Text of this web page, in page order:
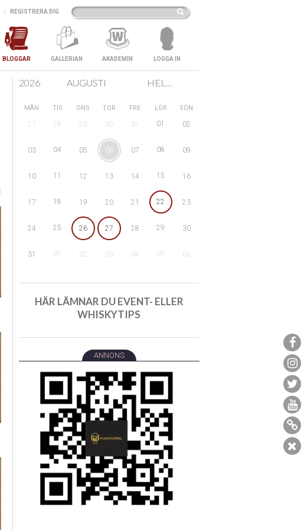
REGISTRERA DIG
BLOGGAR GALLERIAN AKADEMIN LOGGA IN
2026 AUGUSTI HELA SVERIGE
MÅN TIS ONS TOR FRE LÖR SÖN
27 28 29 30 31 01 02
03 04 05 06 07 08 09
10 11 12 13 14 15 16
17 18 19 20 21 22 23
24 25 26 27 28 29 30
31 01 02 03 04 05 06
HÄR LÄMNAR DU EVENT- ELLER
WHISKYTIPS
ANNONS